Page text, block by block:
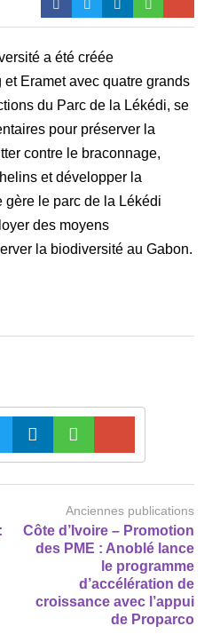
a été créée
Eramet avec quatre grands
du Parc de la Lékédi, se
pour préserver la
contre le braconnage,
et développer la
le parc de la Lékédi
des moyens
la biodiversité au Gabon.
Anciennes publications
Côte d’Ivoire – Promotion
des PME : Anoblé lance
le programme
d’accélération de
croissance avec l’appui
de Proparco